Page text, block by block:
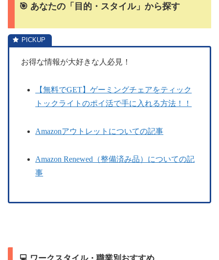
🎯 あなたの「目的・スタイル」から探す
お得な情報が大好きな人必見！
【無料でGET】ゲーミングチェアをティック
トックライトのポイ活で手に入れる方法！！
Amazonアウトレットについての記事
Amazon Renewed（整備済み品）についての記
事